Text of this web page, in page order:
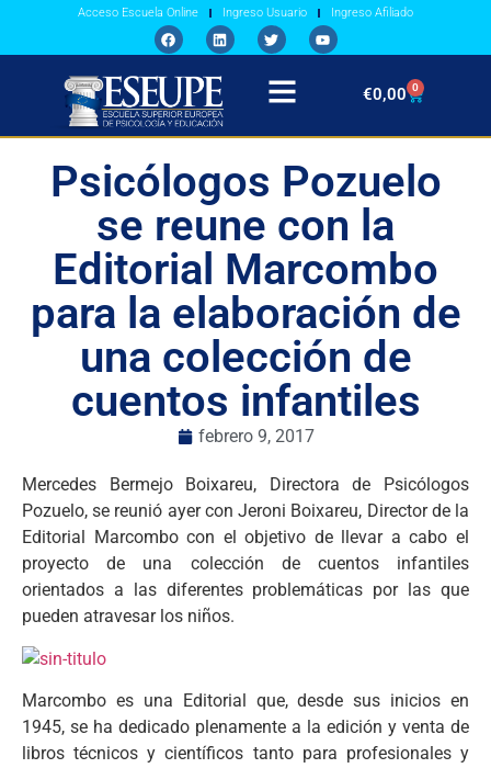
Acceso Escuela Online Ingreso Usuario Ingreso Afiliado
€0,00 0
Psicólogos Pozuelo
se reune con la
Editorial Marcombo
para la elaboración de
una colección de
cuentos infantiles
febrero 9, 2017
Mercedes Bermejo Boixareu, Directora de Psicólogos
Pozuelo, se reunió ayer con Jeroni Boixareu, Director de la
Editorial Marcombo con el objetivo de llevar a cabo el
proyecto de una colección de cuentos infantiles
orientados a las diferentes problemáticas por las que
pueden atravesar los niños.
Marcombo es una Editorial que, desde sus inicios en
1945, se ha dedicado plenamente a la edición y venta de
libros técnicos y científicos tanto para profesionales y